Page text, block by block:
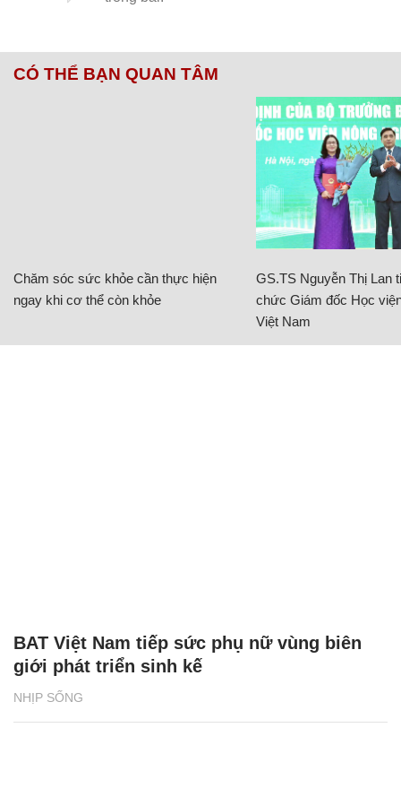
CÓ THỂ BẠN QUAN TÂM
Chăm sóc sức khỏe cần thực hiện
ngay khi cơ thể còn khỏe
GS.TS Nguyễn Thị Lan
chức Giám đốc Học
Việt Nam
NHỊP SỐNG
BAT Việt Nam tiếp sức phụ nữ vùng biên
giới phát triển sinh kế